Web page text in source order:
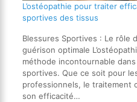
L’ostéopathie pour traiter
sportives des tissus
Blessures Sportives : Le rôle
guérison optimale
méthode incontournable
sportives. Que ce soit pour
professionnels, le traitement
son efficacité…